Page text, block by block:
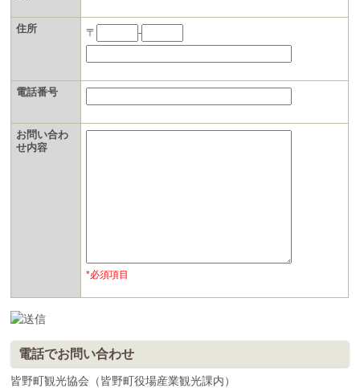
住所 〒 -
電話番号
お問い合わ
せ内容
*必須項目
電話でお問い合わせ
皆野町観光協会（皆野町役場産業観光課内）